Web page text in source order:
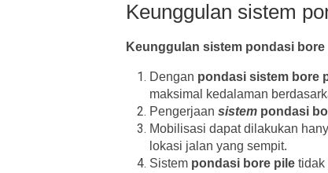
Keunggulan sistem
Keunggulan sistem pondasi bore
Dengan pondasi sistem bore
maksimal kedalaman
Pengerjaan sistem pondasi
Mobilisasi dapat dilakukan
lokasi jalan yang sempit.
Sistem pondasi bore pile tidak